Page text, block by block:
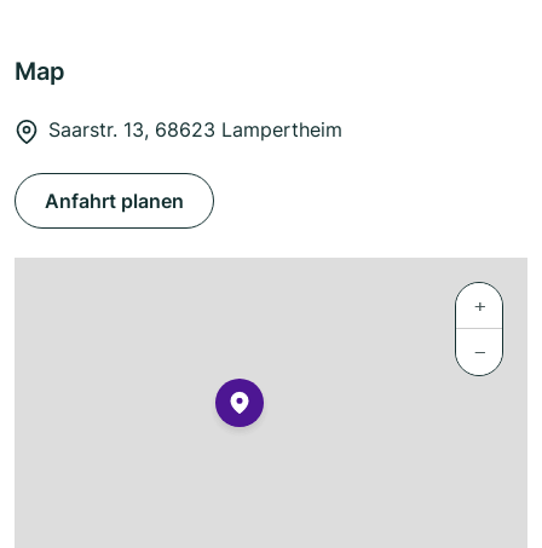
Map
Saarstr. 13, 68623 Lampertheim
Anfahrt planen
+
−